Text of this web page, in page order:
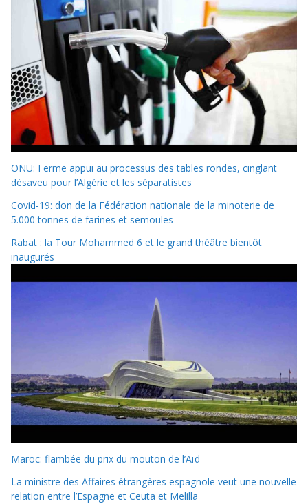
ONU: Ferme appui au processus des tables rondes, cinglant
désaveu pour l’Algérie et les séparatistes
Covid-19: don de la Fédération nationale de la minoterie de
5.000 tonnes de farines et semoules
Rabat : la Tour Mohammed 6 et le grand théâtre bientôt
inaugurés
Maroc: flambée du prix du mouton de l’Aïd
La ministre des Affaires étrangères espagnole veut une nouvelle
relation entre l’Espagne et Ceuta et Melilla